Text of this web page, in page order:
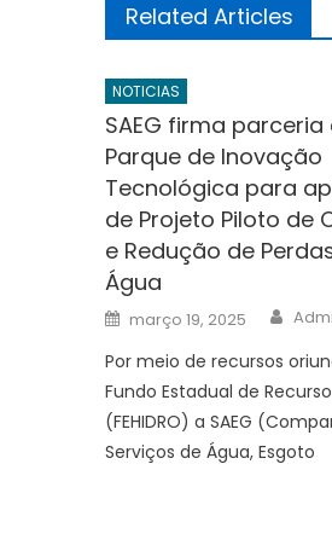
Related Articles
NOTICIAS
SAEG firma
Parque de Inovação
Tecnológica para
de Projeto Piloto de
e Redução de
Água
Posted
on
março 19, 2025
Por meio de recursos
Fundo Estadual de
(FEHIDRO) a SAEG
Serviços de Água, Esgoto